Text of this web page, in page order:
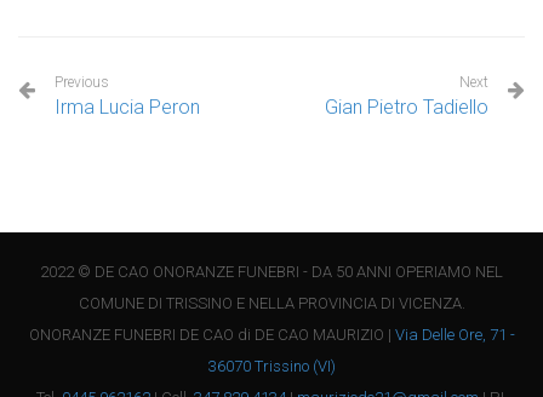
Previous
Irma Lucia Peron
Next
Gian Pietro Tadiello
2022 © DE CAO ONORANZE FUNEBRI - DA 50 ANNI OPERIAMO NEL
COMUNE DI TRISSINO E NELLA PROVINCIA DI VICENZA.
ONORANZE FUNEBRI DE CAO di DE CAO MAURIZIO | Via Delle Ore, 71 -
36070 Trissino (VI)